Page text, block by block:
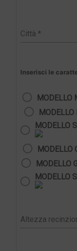
Inserisci le
MODELLO
MODELLO
MODELLO
MODELLO
MODELLO
MODELLO